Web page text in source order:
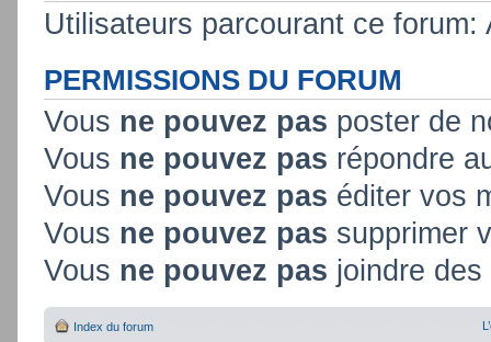
Utilisateurs parcourant ce
PERMISSIONS DU FORUM
Vous ne pouvez pas poster de
Vous ne pouvez pas répondre
Vous ne pouvez pas éditer vos
Vous ne pouvez pas supprimer
Vous ne pouvez pas joindre
Index du forum